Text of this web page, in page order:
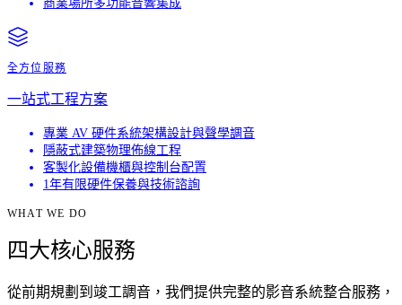
商業場所多功能音響集成
全方位服務
一站式工程方案
專業 AV 硬件系統架構設計與聲學調音
隱蔽式建築物理佈線工程
客製化設備機櫃與控制台配置
1年有限硬件保養與技術諮詢
WHAT WE DO
四大核心服務
從前期規劃到竣工調音，我們提供完整的影音系統整合服務，